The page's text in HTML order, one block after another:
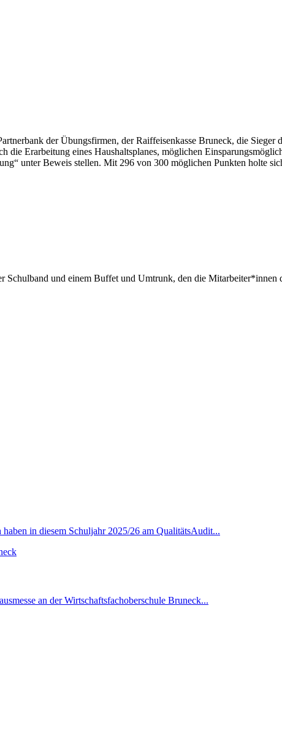
der Übungsfirmen, der Raiffeisenkasse Bruneck, die
die Erarbeitung eines Haushaltsplanes, möglichen
unter Beweis stellen. Mit 296 von 300 möglichen Punkten holte
Schulband und einem Buffet und Umtrunk, den die Mitarbeiter*innen
in diesem Schuljahr 2025/26 am QualitätsAudit...
an der Wirtschaftsfachoberschule Bruneck...